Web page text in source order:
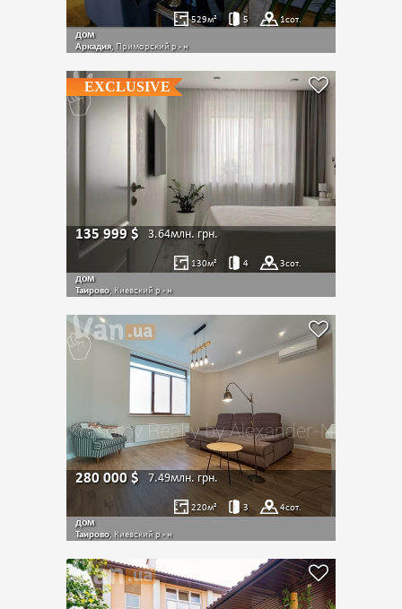
529м² 5 1сот.
дом
Аркадия, Приморский р.- н
EXCLUSIVE
135 999 $ 3.64млн. грн.
130м² 4 3сот.
дом
Таирово, Киевский р.- н
280 000$ 7.49млн. грн.
220м² 3 4сот.
дом
Таирово, Киевский р.- н